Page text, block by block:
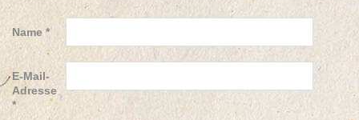
Name *
E-Mail-
Adresse
*